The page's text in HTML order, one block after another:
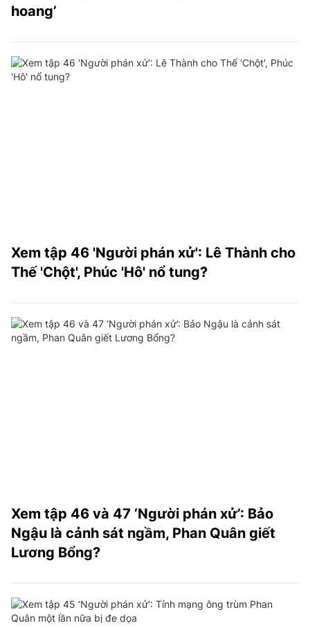
hoang’
Xem tập 46 'Người phán xử': Lê Thành cho
Thế 'Chột', Phúc 'Hô' nổ tung?
Xem tập 46 và 47 ‘Người phán xử’: Bảo
Ngậu là cảnh sát ngầm, Phan Quân giết
Lương Bổng?